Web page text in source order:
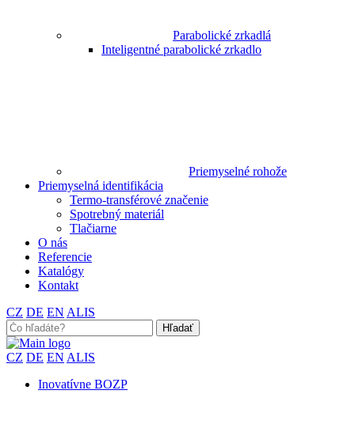
Parabolické zrkadlá
Inteligentné parabolické zrkadlo
Priemyselné rohože
Priemyselná identifikácia
Termo-transférové značenie
Spotrebný materiál
Tlačiarne
O nás
Referencie
Katalógy
Kontakt
CZ DE EN ALIS
Search
for:
CZ DE EN ALIS
Inovatívne BOZP